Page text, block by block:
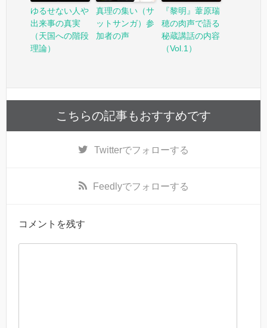
ゆるせない人や
出来事の真実
（天国への階段
理論）
真理の集い（サ
ットサンガ）参
加者の声
『黎明』葦原瑞
穂の肉声で語る
秘蔵講話の内容
（Vol.1）
こちらの記事もおすすめです
Twitterでフォローする
Feedlyでフォローする
コメントを残す